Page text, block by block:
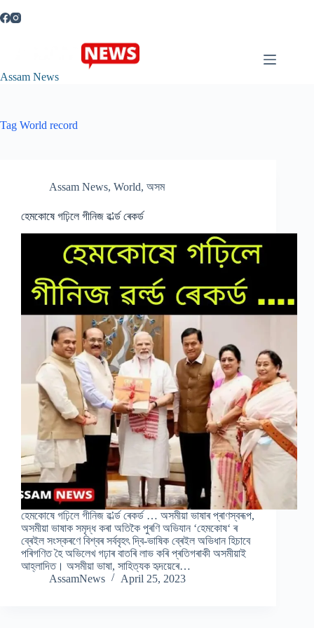
to
Assam News
Tag World record
Assam News, World, অসম
হেমকোষে গঢ়িলে গীনিজ ৱ’ৰ্ল্ড ৰেকৰ্ড
হেমকোষে গঢ়িলে গীনিজ ৱ’ৰ্ল্ড ৰেকৰ্ড … অসমীয়া ভাষাৰ প্ৰাণস্বৰূপ,
অসমীয়া ভাষাক সমৃদ্ধ কৰা অতিকৈ পুৰণি অভিযান ‘হেমকোষ‘ ৰ
ব্ৰেইল সংস্কৰণে বিশ্বৰ সৰ্ববৃহৎ দ্বি-ভাষিক ব্ৰেইল অভিধান হিচাবে
পৰিগণিত হৈ অভিলেখ গঢ়াৰ বাতৰি লাভ কৰি প্ৰতিগৰাকী অসমীয়াই
আহ্লাদিত। অসমীয়া ভাষা, সাহিত্যক হৃদয়েৰে…
AssamNews
April 25, 2023